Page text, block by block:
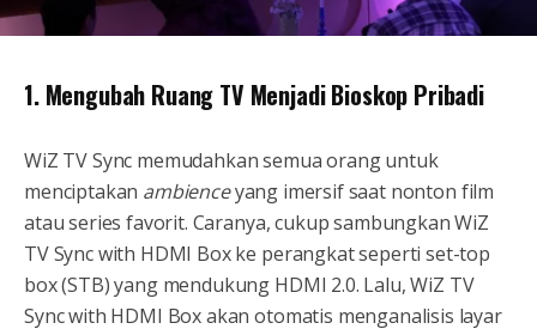
1. Mengubah Ruang TV Menjadi Bioskop Pribadi
WiZ TV Sync memudahkan semua orang untuk
menciptakan ambienceyang imersif saat nonton film
atau series favorit. Caranya, cukup sambungkan WiZ
TV Sync with HDMI Box ke perangkat seperti set-top
box (STB) yang mendukung HDMI 2.0. Lalu, WiZ TV
Sync with HDMI Box akan otomatis menganalisis layar